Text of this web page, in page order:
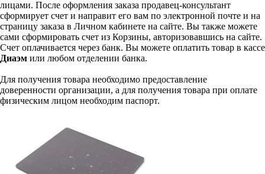
лицами. После оформления заказа продавец-консультант
сформирует счет и направит его вам по электронной почте и на
страницу заказа в Личном кабинете на сайте. Вы также можете
сами сформировать счет из Корзины, авторизовавшись на сайте.
Счет оплачивается через банк. Вы можете оплатить товар в кассе
Диаэм или любом отделении банка.
Для получения товара необходимо предоставление
доверенности организации, а для получения товара при оплате
физическим лицом необходим паспорт.